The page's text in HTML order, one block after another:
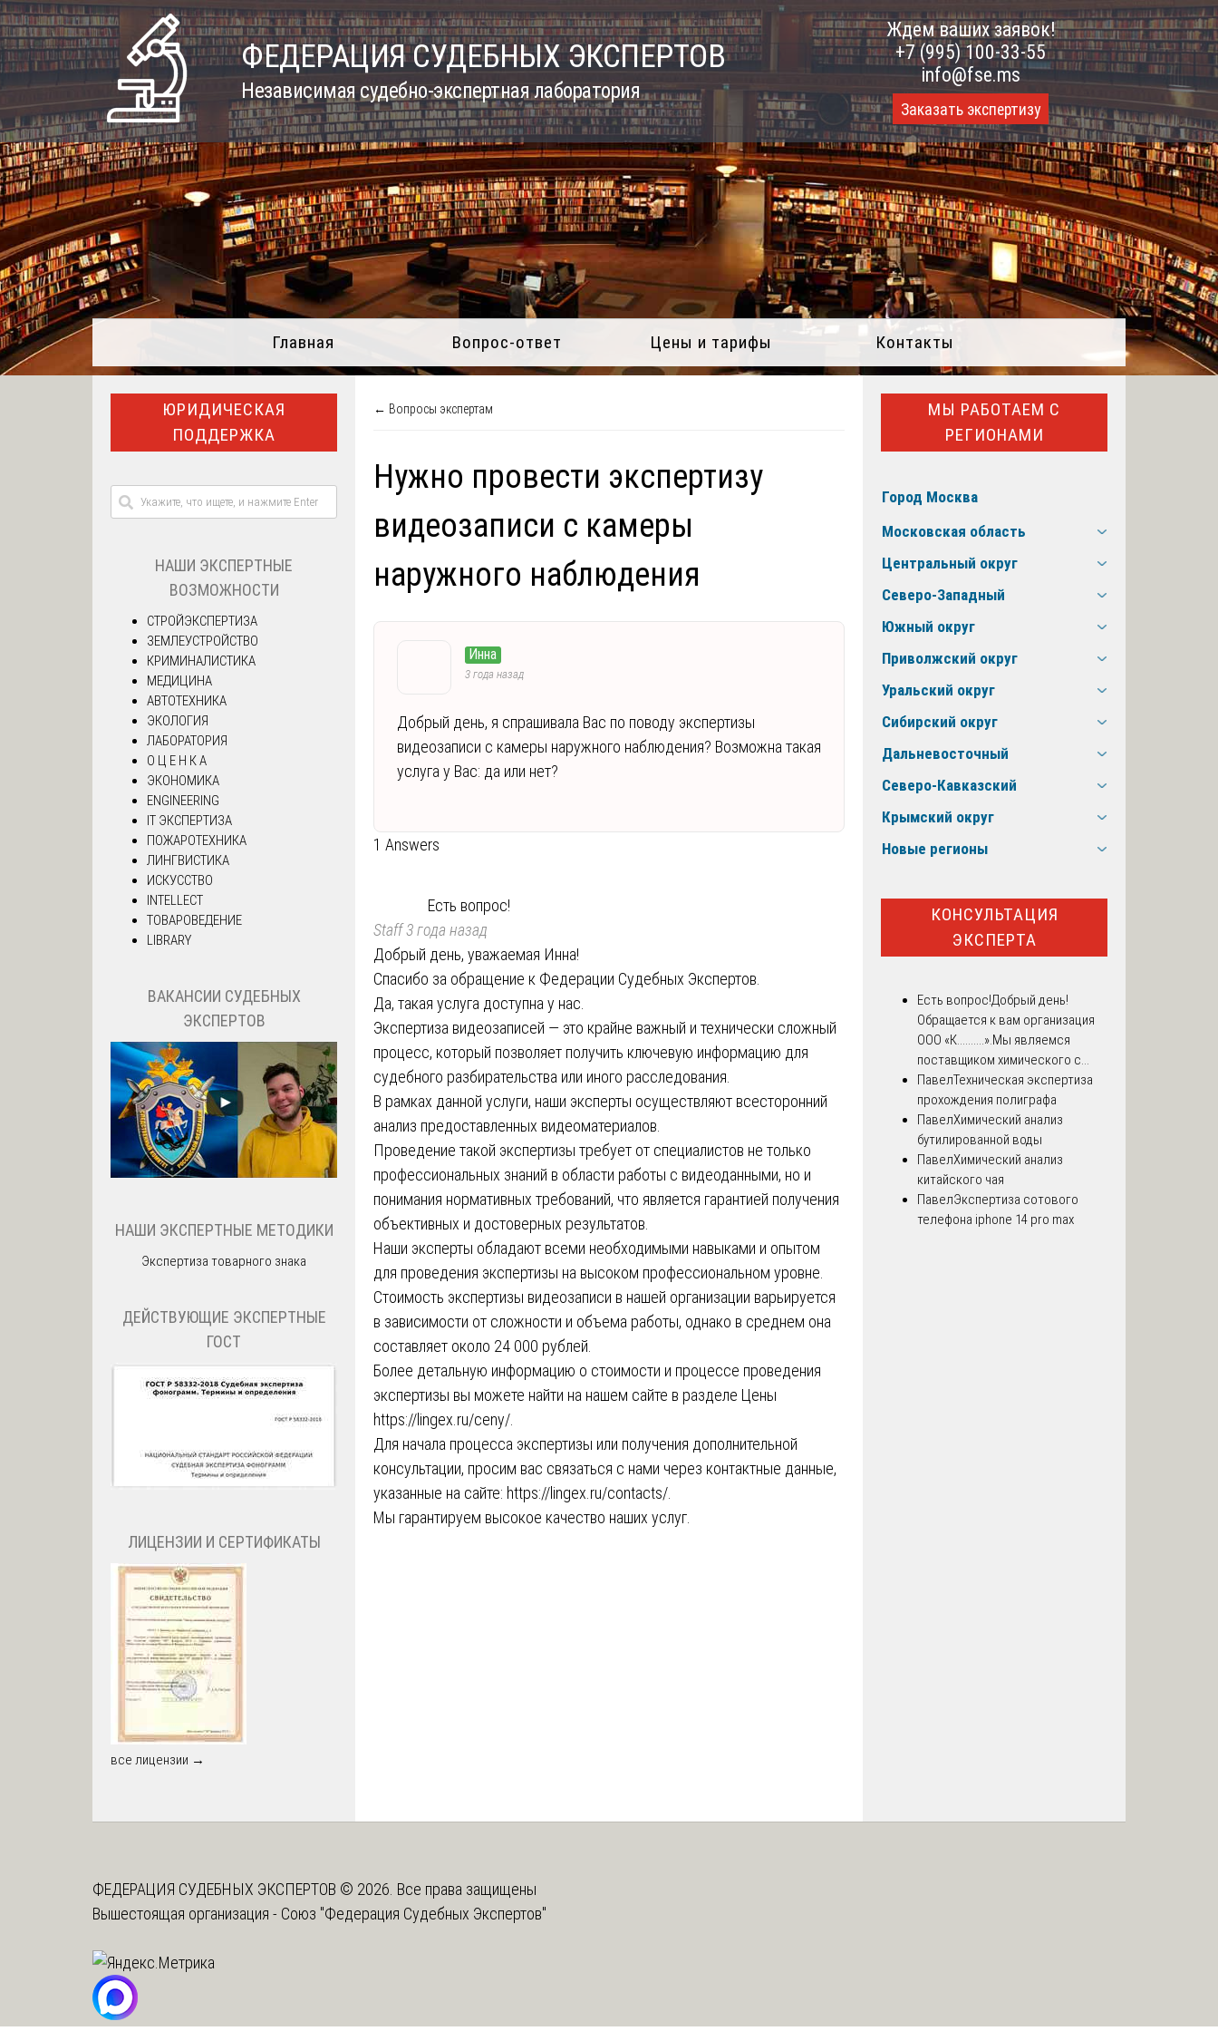
Skip
to
content
ФЕДЕРАЦИЯ СУДЕБНЫХ ЭКСПЕРТОВ
Независимая судебно-экспертная лаборатория
Ждем ваших заявок!
+7 (995) 100-33-55
info@fse.ms
Заказать экспертизу
Главная Вопрос-ответ Цены и тарифы Контакты
← Вопросы экспертам
Нужно провести экспертизу
видеозаписи с камеры
наружного наблюдения
Инна
3 года назад
Добрый день, я спрашивала Вас по поводу экспертизы
видеозаписи с камеры наружного наблюдения? Возможна такая
услуга у Вас: да или нет?
1 Answers
Есть вопрос!
Staff3 года назад
Добрый день, уважаемая Инна!
Спасибо за обращение к Федерации Судебных Экспертов.
Да, такая услуга доступна у нас.
Экспертиза видеозаписей — это крайне важный и технически сложный
процесс, который позволяет получить ключевую информацию для
судебного разбирательства или иного расследования.
В рамках данной услуги, наши эксперты осуществляют всесторонний
анализ предоставленных видеоматериалов.
Проведение такой экспертизы требует от специалистов не только
профессиональных знаний в области работы с видеоданными, но и
понимания нормативных требований, что является гарантией получения
объективных и достоверных результатов.
Наши эксперты обладают всеми необходимыми навыками и опытом
для проведения экспертизы на высоком профессиональном уровне.
Стоимость экспертизы видеозаписи в нашей организации варьируется
в зависимости от сложности и объема работы, однако в среднем она
составляет около 24 000 рублей.
Более детальную информацию о стоимости и процессе проведения
экспертизы вы можете найти на нашем сайте в разделе Цены
https://lingex.ru/ceny/
Для начала процесса экспертизы или получения дополнительной
консультации, просим вас связаться с нами через контактные данные,
указанные на сайте: https://lingex.ru/contacts/
Мы гарантируем высокое качество наших услуг.
ЮРИДИЧЕСКАЯ
ПОДДЕРЖКА
НАШИ ЭКСПЕРТНЫЕ
ВОЗМОЖНОСТИ
СТРОЙЭКСПЕРТИЗА
ЗЕМЛЕУСТРОЙСТВО
КРИМИНАЛИСТИКА
МЕДИЦИНА
АВТОТЕХНИКА
ЭКОЛОГИЯ
ЛАБОРАТОРИЯ
О Ц Е Н К А
ЭКОНОМИКА
ENGINEERING
IT ЭКСПЕРТИЗА
ПОЖАРОТЕХНИКА
ЛИНГВИСТИКА
ИСКУССТВО
INTELLECT
ТОВАРОВЕДЕНИЕ
LIBRARY
ВАКАНСИИ СУДЕБНЫХ
ЭКСПЕРТОВ
НАШИ ЭКСПЕРТНЫЕ МЕТОДИКИ
Экспертиза товарного знака
ДЕЙСТВУЮЩИЕ ЭКСПЕРТНЫЕ
ГОСТ
ЛИЦЕНЗИИ И СЕРТИФИКАТЫ
все лицензии →
МЫ РАБОТАЕМ С
РЕГИОНАМИ
Город Москва
Московская область
Центральный округ
Северо-Западный
Южный округ
Приволжский округ
Уральский округ
Сибирский округ
Дальневосточный
Северо-Кавказский
Крымский округ
Новые регионы
КОНСУЛЬТАЦИЯ
ЭКСПЕРТА
Есть вопрос!Добрый день!
Обращается к вам организация
ООО «К..........».Мы являемся
поставщиком химического с...
ПавелТехническая экспертиза
прохождения полиграфа
ПавелХимический анализ
бутилированной воды
ПавелХимический анализ
китайского чая
ПавелЭкспертиза сотового
телефона iphone 14 pro max
ФЕДЕРАЦИЯ СУДЕБНЫХ ЭКСПЕРТОВ © 2026. Все права защищены
Вышестоящая организация - Союз "Федерация Судебных Экспертов"